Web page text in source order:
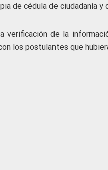
de cédula de ciudadanía y
de la
los postulantes que